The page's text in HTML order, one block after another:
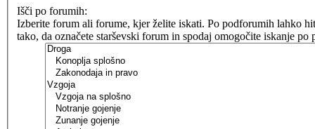
Išči po forumih:
Izberite forum ali forume, kjer želite iskati. Po podforumih lahko
tako, da označete starševski forum in spodaj omogočite iskanje po